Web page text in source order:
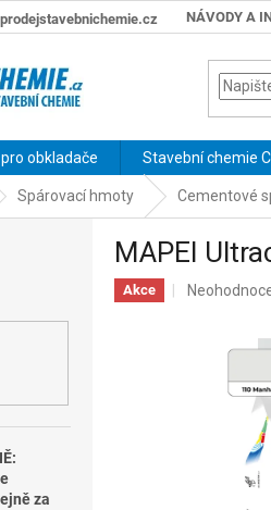
NÁVODY A
obkladače Stavební chemie
Spárovací hmoty Cementové
za
MAPEI
Akce
Průměrné